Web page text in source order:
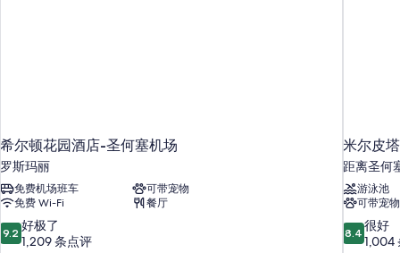
所
有
照
片
息
希尔顿花园酒店-圣何塞机场
罗斯玛丽
免费机场班车
可带宠物
免费 Wi-Fi
餐厅
9.2
分，
9.2 好极了
1,209 条点评
米尔皮
距离圣何
游泳池
可带宠物
8.4
分，
8.4 很好
1,004